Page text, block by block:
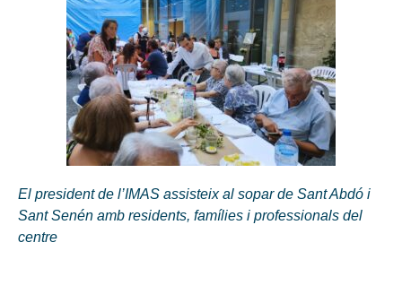
El president de l’IMAS assisteix al sopar de Sant Abdó i
Sant Senén amb residents, famílies i professionals del
centre